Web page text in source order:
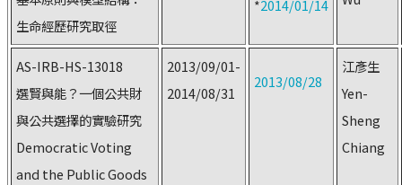
生命經歷研究取徑
*2014/01/14
AS-IRB-HS-13018
選賢與能？一個公共財
與公共選擇的實驗研究
Democratic Voting
and the Public Goods
2013/09/01-
2014/08/31
2013/08/28
江彥生
Yen-
Sheng
Chiang